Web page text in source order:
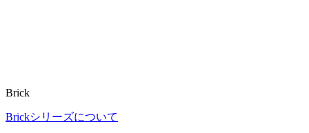
Brick
Brickシリーズについて